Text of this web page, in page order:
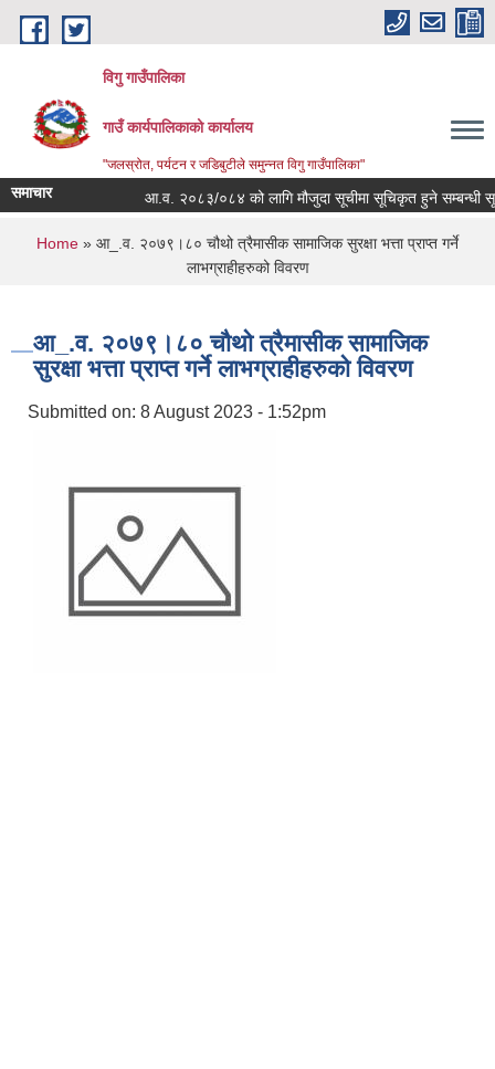
Skip to main content
विगु गाउँपालिका
गाउँ कार्यपालिकाको कार्यालय
"जलस्रोत, पर्यटन र जडिबुटीले समुन्नत विगु गाउँपालिका"
समाचार आ.व. २०८३/०८४ को लागि मौजुदा सूचीमा सूचिकृत हुने सम्बन्धी सूचना
You are here
Home » आ_.व. २०७९।८० चौथो त्रैमासीक सामाजिक सुरक्षा भत्ता प्राप्त गर्ने
लाभग्राहीहरुको विवरण
आ_.व. २०७९।८० चौथो त्रैमासीक सामाजिक
सुरक्षा भत्ता प्राप्त गर्ने लाभग्राहीहरुको विवरण
Submitted on: 8 August 2023 - 1:52pm